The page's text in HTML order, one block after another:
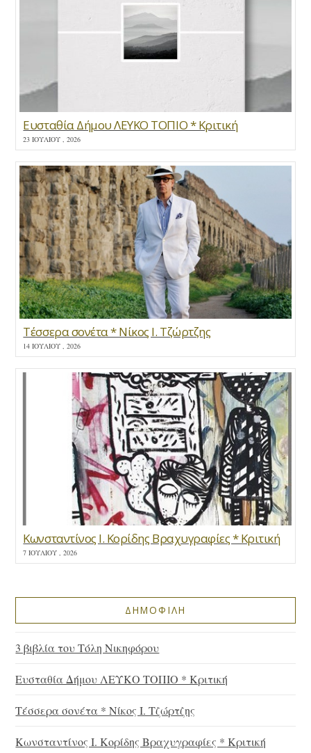
Ευσταθία Δήμου ΛΕΥΚΟ ΤΟΠΙΟ * Κριτική
23 ΙΟΥΛΊΟΥ , 2026
Τέσσερα σονέτα * Νίκος Ι. Τζώρτζης
14 ΙΟΥΛΊΟΥ , 2026
Κωνσταντίνος Ι. Κορίδης Βραχυγραφίες * Κριτική
7 ΙΟΥΛΊΟΥ , 2026
ΔΗΜΟΦΙΛΗ
3 βιβλία του Τόλη Νικηφόρου
Ευσταθία Δήμου ΛΕΥΚΟ ΤΟΠΙΟ * Κριτική
Τέσσερα σονέτα * Νίκος Ι. Τζώρτζης
Κωνσταντίνος Ι. Κορίδης Βραχυγραφίες * Κριτική